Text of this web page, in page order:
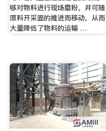
够对物料进行现场磨粉，并可随
原料开采面的推进而移动，从而
大量降低了物料的运输 …